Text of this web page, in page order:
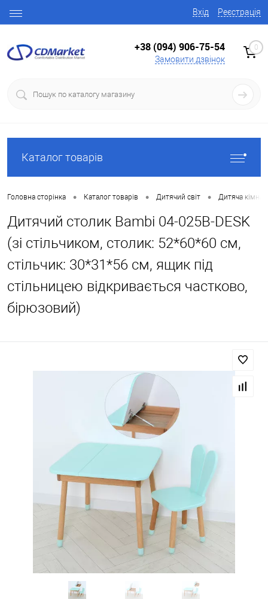
Вхід Реєстрація
+38 (094) 906-75-54
Замовити дзвінок
0
Каталог товарів
Головна сторінка • Каталог товарів • Дитячий світ • Дитяча
Дитячий столик Bambi 04-025B-DESK
(зі стільчиком, столик: 52*60*60 см,
стільчик: 30*31*56 см, ящик під
стільницею відкривається частково,
бірюзовий)